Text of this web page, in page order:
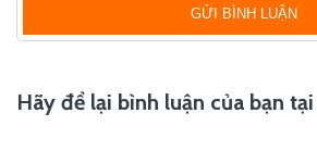
GỬI BÌNH LUẬN
Hãy để lại bình luận của bạn